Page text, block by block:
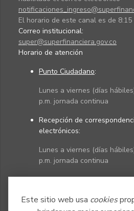
Este sitio web usa cookies
El horario de este canal es de 8:15
Correo institucional:
super@superfinanciera.gov.co
Horario de atención
Punto Ciudadano:
Lunes a viernes (días
p.m. jornada continua
Recepción de
electrónicos:
Lunes a viernes (días
p.m. jornada continua